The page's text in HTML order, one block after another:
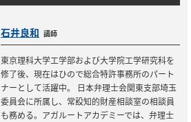
石井良和 講師
東京理科大学工学部および大学院工学研究科を
修了後、現在はひので総合特許事務所のパート
ナーとして活躍中。 日本弁理士会関東支部埼玉
委員会に所属し、常設知的財産相談室の相談員
も務める。アガルートアカデミーでは、弁理士